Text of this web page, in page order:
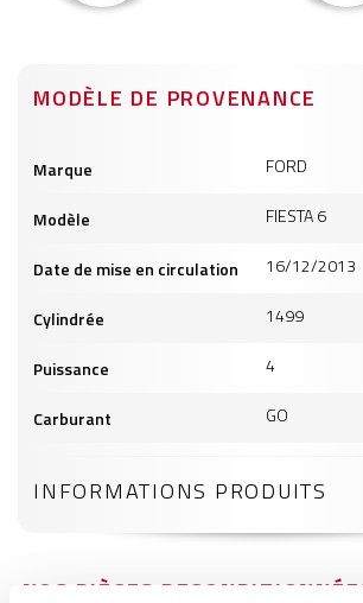
MODÈLE DE PROVENANCE
produits
Marque FORD
Modèle FIESTA 6
Date de mise en circulation 16/12/2013
Cylindrée 1499
Puissance 4
Carburant GO
INFORMATIONS PRODUITS
NOS PIÈCES